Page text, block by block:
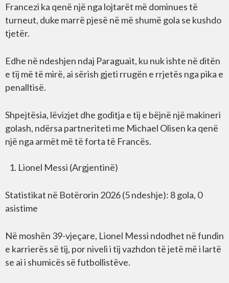
Francezi ka qenë një nga lojtarët më dominues të
turneut, duke marrë pjesë në më shumë gola se kushdo
tjetër.
Edhe në ndeshjen ndaj Paraguait, ku nuk ishte në ditën
e tij më të mirë, ai sërish gjeti rrugën e rrjetës nga pika e
penalltisë.
Shpejtësia, lëvizjet dhe goditja e tij e bëjnë një makineri
golash, ndërsa partneriteti me Michael Olisen ka qenë
një nga armët më të forta të Francës.
Lionel Messi (Argjentinë)
Statistikat në Botërorin 2026 (5 ndeshje): 8 gola, 0
asistime
Në moshën 39-vjeçare, Lionel Messi ndodhet në fundin
e karrierës së tij, por niveli i tij vazhdon të jetë më i lartë
se ai i shumicës së futbollistëve.